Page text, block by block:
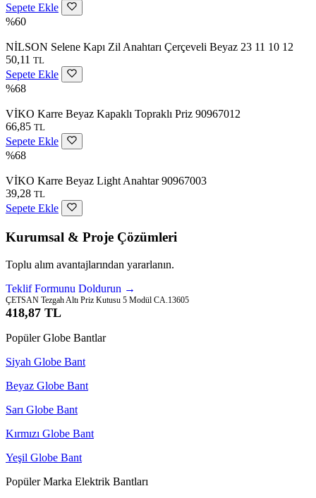
Sepete Ekle
%60
NİLSON Selene Kapı Zil Anahtarı Çerçeveli Beyaz 23 11 10 12
50,11 TL
Sepete Ekle
%68
VİKO Karre Beyaz Kapaklı Topraklı Priz 90967012
66,85 TL
Sepete Ekle
%68
VİKO Karre Beyaz Light Anahtar 90967003
39,28 TL
Sepete Ekle
Kurumsal & Proje Çözümleri
Toplu alım avantajlarından yararlanın.
Teklif Formunu Doldurun →
ÇETSAN Tezgah Altı Priz Kutusu 5 Modül CA.13605
418,87 TL
Popüler Globe Bantlar
Siyah Globe Bant
Beyaz Globe Bant
Sarı Globe Bant
Kırmızı Globe Bant
Yeşil Globe Bant
Popüler Marka Elektrik Bantları